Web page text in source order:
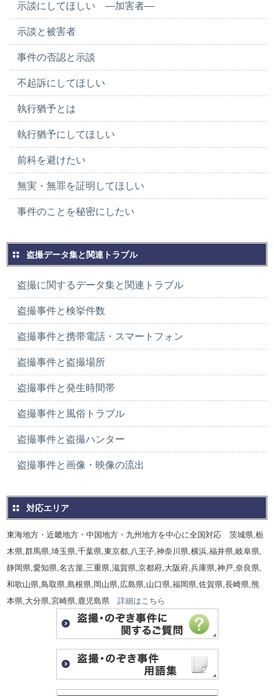
示談にしてほしい ―加害者―
示談と被害者
事件の否認と示談
不起訴にしてほしい
執行猶予とは
執行猶予にしてほしい
前科を避けたい
無実・無罪を証明してほしい
事件のことを秘密にしたい
盗撮データ集と関連トラブル
盗撮に関するデータ集と関連トラブル
盗撮事件と検挙件数
盗撮事件と携帯電話・スマートフォン
盗撮事件と盗撮場所
盗撮事件と発生時間帯
盗撮事件と風俗トラブル
盗撮事件と盗撮ハンター
盗撮事件と画像・映像の流出
対応エリア
東海地方・近畿地方・中国地方・九州地方を中心に全国対応 茨城県,栃
木県,群馬県,埼玉県,千葉県,東京都,八王子,神奈川県,横浜,福井県,岐阜県,
静岡県,愛知県,名古屋,三重県,滋賀県,京都府,大阪府,兵庫県,神戸,奈良県,
和歌山県,鳥取県,島根県,岡山県,広島県,山口県,福岡県,佐賀県,長崎県,熊
本県,大分県,宮崎県,鹿児島県詳細はこちら